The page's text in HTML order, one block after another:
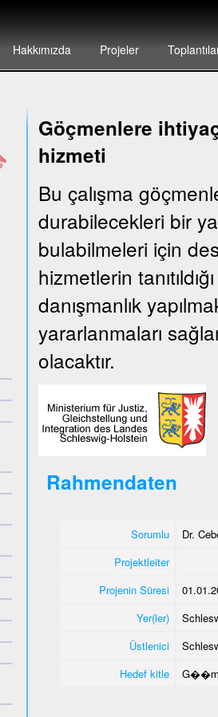
Hakkımızda Projeler
Göçmenlere
hizmeti
Bu çalışma
durabilecekleri bir
bulabilmeleri için
hizmetlerin
danışmanlık
yararlanmaları
olacaktır.
Rahmendaten
Sorumlu
Dr.
Projektleiter
Projenin Süresi
Yer(ler)
Üstlenici
Hedef kitle